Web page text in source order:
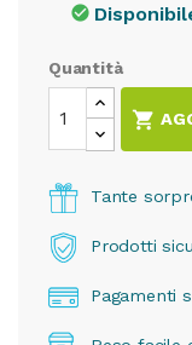
check_circle
Quantità

Tante
Prodotti
Pagamenti